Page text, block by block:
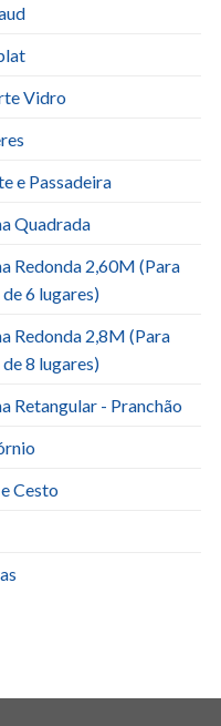
Vidro
e Passadeira
Quadrada
Redonda 2,60M (Para
de 6 lugares)
Redonda 2,8M (Para
de 8 lugares)
Retangular - Pranchão
Cesto